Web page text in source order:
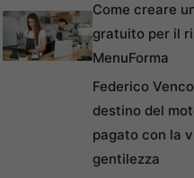
Come creare
gratuito per il
MenuForma
Federico
destino del
pagato con la
gentilezza